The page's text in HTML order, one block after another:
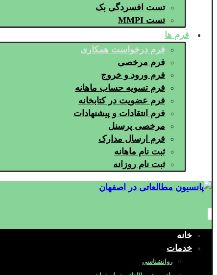
تست افسردگی بک
تست MMPI
فرم ها
فرم درخواست همکاری
فرم مرخصی
فرم ورود و خروج
فرم تسویه حساب ماهانه
فرم عضویت در کتابخانه
فرم انتقادات و پیشنهادات
مرخصی پرسنل
فرم ارسال مدارک
ثبت نام ماهانه
ثبت نام روزانه
خانه
خدمات
روانشناسی